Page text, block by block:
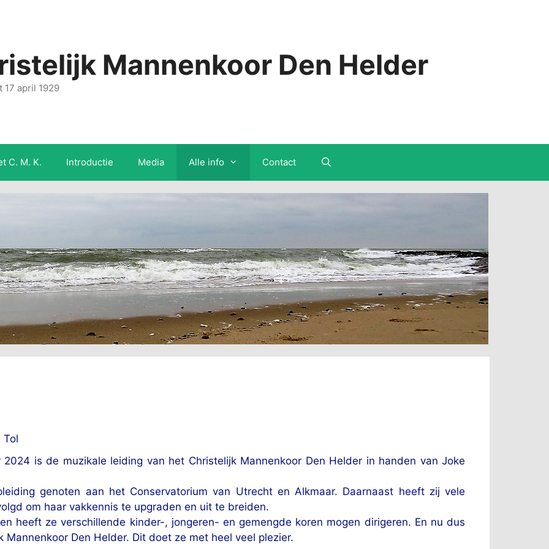
Mannenkoor Den Helder
17 april 1929
C. M. K. Introductie Media Alle info Contact
Tol
2024 is de muzikale leiding van het Christelijk Mannenkoor Den Helder in handen van Joke
genoten aan het Conservatorium van Utrecht en Alkmaar. Daarnaast heeft zij vele
om haar vakkennis te upgraden en uit te breiden.
heeft ze verschillende kinder-, jongeren- en gemengde koren mogen dirigeren. En nu dus
Mannenkoor Den Helder. Dit doet ze met heel veel plezier.